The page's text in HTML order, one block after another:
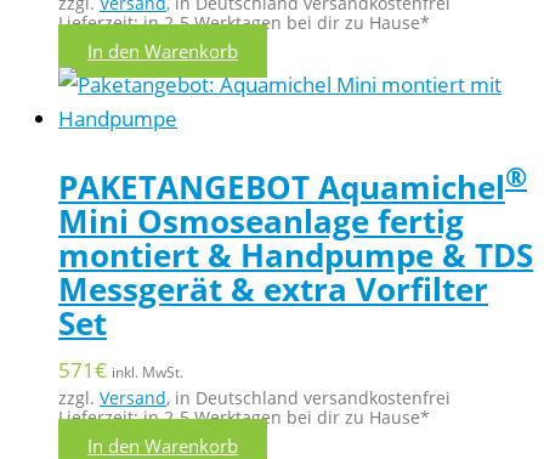
Lieferzeit: in 2-5 Werktagen bei dir zu Hause*
In den Warenkorb
PAKETANGEBOT Aquamichel®
Mini Osmoseanlage fertig
montiert & Handpumpe & TDS
Messgerät & extra Vorfilter
Set
571€ inkl. MwSt.
zzgl. Versand, in Deutschland versandkostenfrei
Lieferzeit: in 2-5 Werktagen bei dir zu Hause*
In den Warenkorb